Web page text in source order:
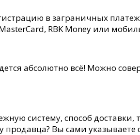
в заграничных
RBK Money или
абсолютно всё! Можно
систему, способ
Вы сами указываете